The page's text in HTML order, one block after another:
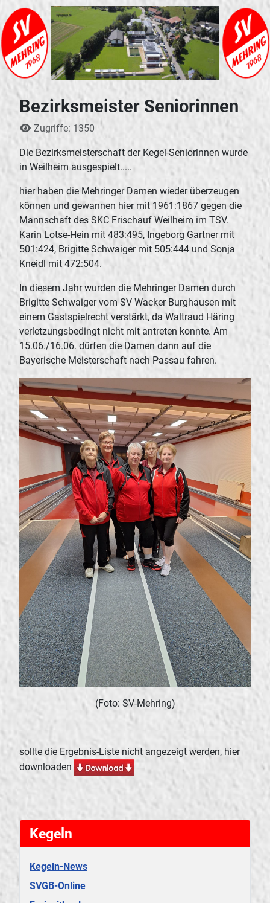
Bezirksmeister Seniorinnen
DetailsZugriffe: 1350
Die Bezirksmeisterschaft der Kegel-Seniorinnen wurde
in Weilheim ausgespielt.....
hier haben die Mehringer Damen wieder überzeugen
können und gewannen hier mit 1961:1867 gegen die
Mannschaft des SKC Frischauf Weilheim im TSV.
Karin Lotse-Hein mit 483:495, Ingeborg Gartner mit
501:424, Brigitte Schwaiger mit 505:444 und Sonja
Kneidl mit 472:504.
In diesem Jahr wurden die Mehringer Damen durch
Brigitte Schwaiger vom SV Wacker Burghausen mit
einem Gastspielrecht verstärkt, da Waltraud Häring
verletzungsbedingt nicht mit antreten konnte. Am
15.06./16.06. dürfen die Damen dann auf die
Bayerische Meisterschaft nach Passau fahren.
(Foto: SV-Mehring)
sollte die Ergebnis-Liste nicht angezeigt werden, hier
downloaden
Kegeln
Kegeln-News
SVGB-Online